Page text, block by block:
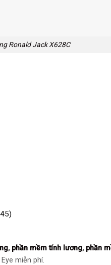
Ronald Jack X628C
, phần mềm tính lương, phần
miễn phí.